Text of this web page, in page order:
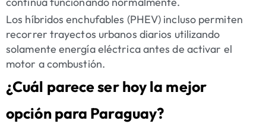
Los híbridos enchufables (PHEV) incluso permiten
recorrer trayectos urbanos diarios utilizando
solamente energía eléctrica antes de activar el
motor a combustión.
¿Cuál parece ser hoy la mejor
opción para Paraguay?